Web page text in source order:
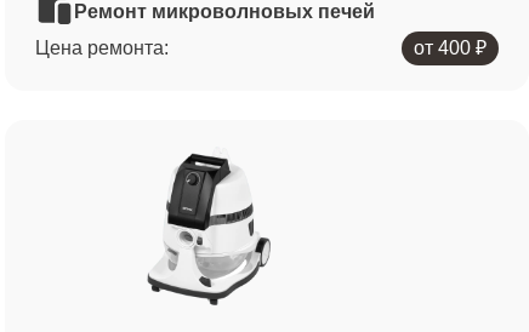
Ремонт микроволновых печей
Цена ремонта:
от 400 ₽